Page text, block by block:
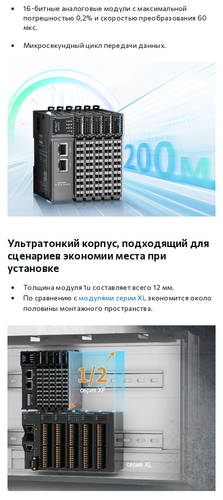
16-битные аналоговые модули с максимальной
погрешностью 0,2% и скоростью преобразования 60
мкс.
Микросекундный цикл передачи данных.
Ультратонкий корпус, подходящий для
сценариев экономии места при
установке
Толщина модуля 1u составляет всего 12 мм.
По сравнению смодулями серии XLэкономится около
половины монтажного пространства.